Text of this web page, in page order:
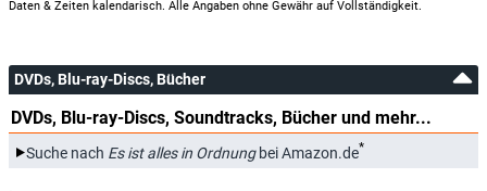
Daten & Zeiten kalendarisch. Alle Angaben ohne Gewähr auf Vollständigkeit.
DVDs, Blu-ray-Discs, Bücher
DVDs, Blu-ray-Discs, Soundtracks, Bücher und mehr...
Suche nach Es ist alles in Ordnungbei Amazon.de*